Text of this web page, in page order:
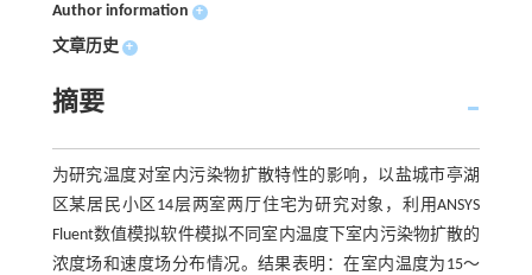
Author information +
文章历史 +
摘要
为研究温度对室内污染物扩散特性的影响，以盐城市亭湖
区某居民小区14层两室两厅住宅为研究对象，利用ANSYS
Fluent数值模拟软件模拟不同室内温度下室内污染物扩散的
浓度场和速度场分布情况。结果表明：在室内温度为15～